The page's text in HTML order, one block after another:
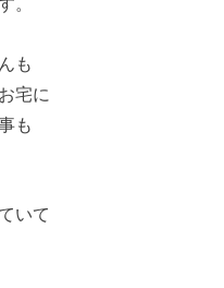
も
宅に
も
いて